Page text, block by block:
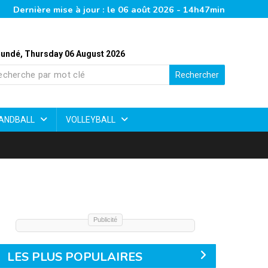
Dernière mise à jour : le 06 août 2026 - 14h47min
Thursday 06 August 2026
Rechercher
VOLLEYBALL
Publicité
LES PLUS POPULAIRES